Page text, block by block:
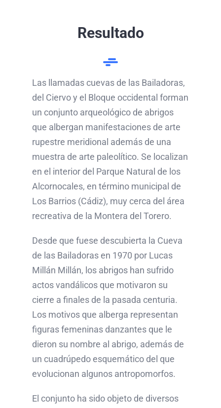
Resultado
Las llamadas cuevas de las Bailadoras,
del Ciervo y el Bloque occidental forman
un conjunto arqueológico de abrigos
que albergan manifestaciones de arte
rupestre meridional además de una
muestra de arte paleolítico. Se localizan
en el interior del Parque Natural de los
Alcornocales, en término municipal de
Los Barrios (Cádiz), muy cerca del área
recreativa de la Montera del Torero.
Desde que fuese descubierta la Cueva
de las Bailadoras en 1970 por Lucas
Millán Millán, los abrigos han sufrido
actos vandálicos que motivaron su
cierre a finales de la pasada centuria.
Los motivos que alberga representan
figuras femeninas danzantes que le
dieron su nombre al abrigo, además de
un cuadrúpedo esquemático del que
evolucionan algunos antropomorfos.
El conjunto ha sido objeto de diversos